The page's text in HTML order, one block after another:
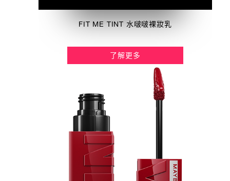
FIT ME TINT 水啵啵裸妝乳
了解更多